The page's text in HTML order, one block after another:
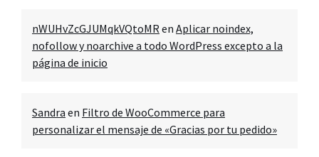
nWUHvZcGJUMqkVQtoMR en Aplicar noindex,
nofollow y noarchive a todo WordPress excepto a la
página de inicio
Sandra en Filtro de WooCommerce para
personalizar el mensaje de «Gracias por tu pedido»